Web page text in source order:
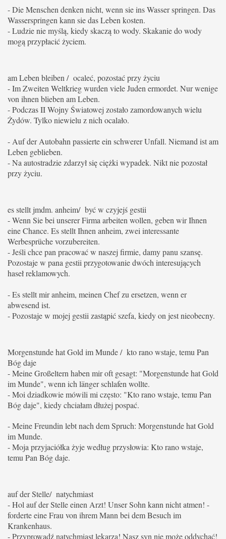
- Die Menschen denken nicht, wenn sie ins Wasser springen. Das
Wasserspringen kann sie das Leben kosten.
- Ludzie nie myślą, kiedy skaczą to wody. Skakanie do wody
mogą przypłacić życiem.
am Leben bleiben / ocaleć, pozostać przy życiu
- Im Zweiten Weltkrieg wurden viele Juden ermordet. Nur wenige
von ihnen blieben am Leben.
- Podczas II Wojny Światowej zostało zamordowanych wielu
Żydów. Tylko niewielu z nich ocalało.
- Auf der Autobahn passierte ein schwerer Unfall. Niemand ist am
Leben geblieben.
- Na autostradzie zdarzył się ciężki wypadek. Nikt nie pozostał
przy życiu.
es stellt jmdm. anheim/ być w czyjejś gestii
- Wenn Sie bei unserer Firma arbeiten wollen, geben wir Ihnen
eine Chance. Es stellt Ihnen anheim, zwei interessante
Werbesprüche vorzubereiten.
- Jeśli chce pan pracować w naszej firmie, damy panu szansę.
Pozostaje w pana gestii przygotowanie dwóch interesujących
haseł reklamowych.
- Es stellt mir anheim, meinen Chef zu ersetzen, wenn er
abwesend ist.
- Pozostaje w mojej gestii zastąpić szefa, kiedy on jest nieobecny.
Morgenstunde hat Gold im Munde / kto rano wstaje, temu Pan
Bóg daje
- Meine Großeltern haben mir oft gesagt: "Morgenstunde hat Gold
im Munde", wenn ich länger schlafen wollte.
- Moi dziadkowie mówili mi często: "Kto rano wstaje, temu Pan
Bóg daje", kiedy chciałam dłużej pospać.
- Meine Freundin lebt nach dem Spruch: Morgenstunde hat Gold
im Munde.
- Moja przyjaciółka żyje według przysłowia: Kto rano wstaje,
temu Pan Bóg daje.
auf der Stelle/ natychmiast
- Hol auf der Stelle einen Arzt! Unser Sohn kann nicht atmen! -
forderte eine Frau von ihrem Mann bei dem Besuch im
Krankenhaus.
- Przyprowadź natychmiast lekarza! Nasz syn nie może oddychać!